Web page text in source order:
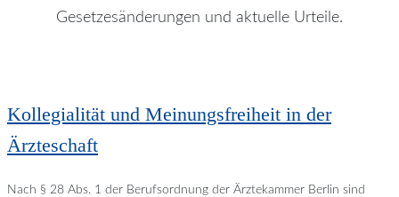
Gesetzesänderungen und aktuelle Urteile.
Kollegialität und Meinungsfreiheit in der
Ärzteschaft
Nach § 28 Abs. 1 der Berufsordnung der Ärztekammer Berlin sind